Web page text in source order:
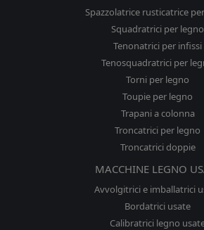
Spazzolatrice rusticatrice
Squadratrici per legno
Tenonatrici per infissi
Tenosquadratrici per
Torni per legno
Toupie per legno
Trapani a colonna
Troncatrici per legno
Troncatrici doppie
MACCHINE LEGNO
Avvolgitrici e imballatrici
Bordatrici usate
Calibratrici legno